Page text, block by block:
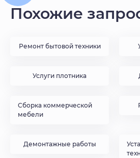
Похожие
Ремонт бытовой техники
Услуги плотника
Сборка коммерческой
мебели
Демонтажные работы